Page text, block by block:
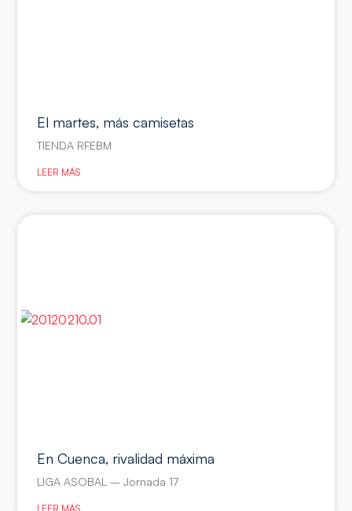
El martes, más camisetas
TIENDA RFEBM
LEER MÁS
En Cuenca, rivalidad máxima
LIGA ASOBAL – Jornada 17
LEER MÁS